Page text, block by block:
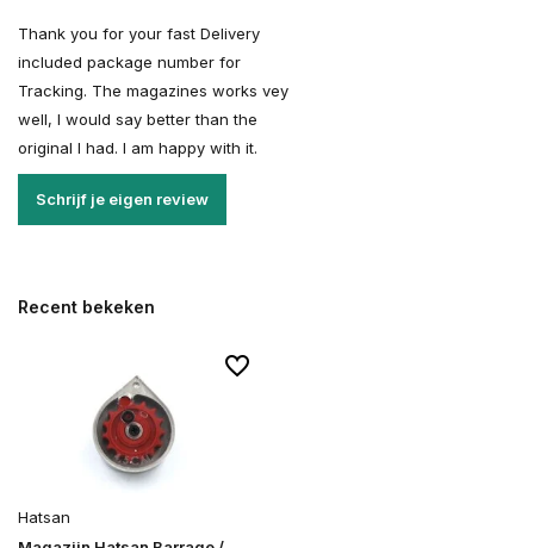
Thank you for your fast Delivery
included package number for
Tracking. The magazines works vey
well, I would say better than the
original I had. I am happy with it.
Schrijf je eigen review
Recent bekeken
Hatsan